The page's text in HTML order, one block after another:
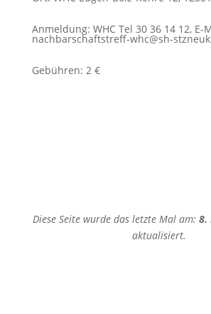
Anmeldung: WHC Tel 30 36 14 12, E-
nachbarschaftstreff-whc@sh-
Gebühren: 2 €
Diese Seite wurde das letzte Mal am:8.
aktualisiert.